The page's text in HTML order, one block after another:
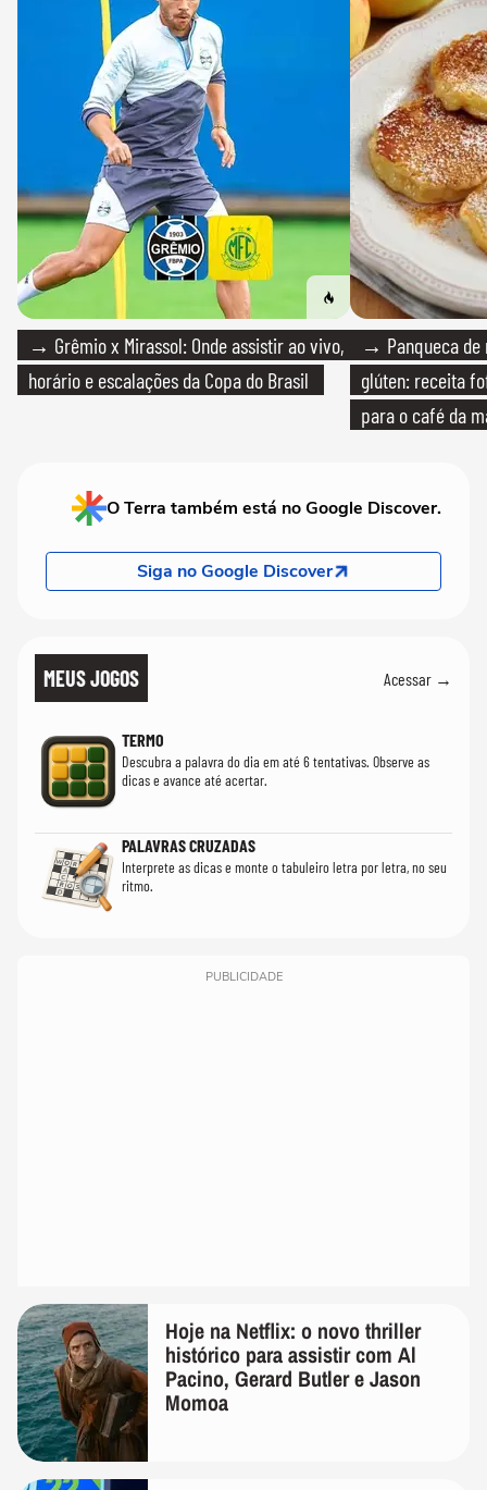
→ Grêmio x Mirassol: Onde assistir ao vivo,
horário e escalações da Copa do Brasil
→ Panqueca de
glúten: receita
para o café da
O Terra também está no Google Discover.
Siga no Google Discover
MEUS JOGOS Acessar →
TERMO
Descubra a palavra do dia em até 6 tentativas. Observe as
dicas e avance até acertar.
PALAVRAS CRUZADAS
Interprete as dicas e monte o tabuleiro letra por letra, no seu
ritmo.
PUBLICIDADE
Hoje na Netflix: o novo thriller
histórico para assistir com Al
Pacino, Gerard Butler e Jason
Momoa